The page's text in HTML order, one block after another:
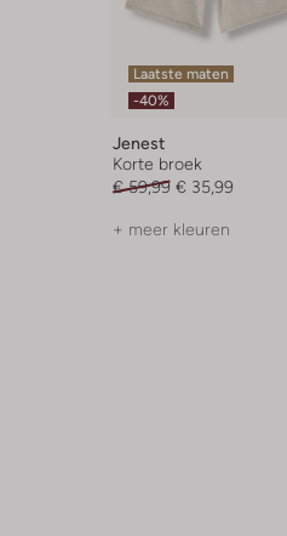
Laatste maten
-40%
Jenest
Korte broek
€ 59,99 € 35,99
+ meer kleuren